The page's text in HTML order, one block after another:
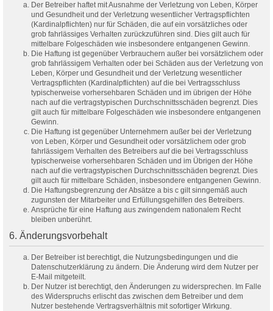
Der Betreiber haftet mit Ausnahme der Verletzung von Leben, Körper
und Gesundheit und der Verletzung wesentlicher Vertragspflichten
(Kardinalpflichten) nur für Schäden, die auf ein vorsätzliches oder
grob fahrlässiges Verhalten zurückzuführen sind. Dies gilt auch für
mittelbare Folgeschäden wie insbesondere entgangenen Gewinn.
Die Haftung ist gegenüber Verbrauchern außer bei vorsätzlichem oder
grob fahrlässigem Verhalten oder bei Schäden aus der Verletzung von
Leben, Körper und Gesundheit und der Verletzung wesentlicher
Vertragspflichten (Kardinalpflichten) auf die bei Vertragsschluss
typischerweise vorhersehbaren Schäden und im übrigen der Höhe
nach auf die vertragstypischen Durchschnittsschäden begrenzt. Dies
gilt auch für mittelbare Folgeschäden wie insbesondere entgangenen
Gewinn.
Die Haftung ist gegenüber Unternehmern außer bei der Verletzung
von Leben, Körper und Gesundheit oder vorsätzlichem oder grob
fahrlässigem Verhalten des Betreibers auf die bei Vertragsschluss
typischerweise vorhersehbaren Schäden und im Übrigen der Höhe
nach auf die vertragstypischen Durchschnittsschäden begrenzt. Dies
gilt auch für mittelbare Schäden, insbesondere entgangenen Gewinn.
Die Haftungsbegrenzung der Absätze a bis c gilt sinngemäß auch
zugunsten der Mitarbeiter und Erfüllungsgehilfen des Betreibers.
Ansprüche für eine Haftung aus zwingendem nationalem Recht
bleiben unberührt.
6. Änderungsvorbehalt
Der Betreiber ist berechtigt, die Nutzungsbedingungen und die
Datenschutzerklärung zu ändern. Die Änderung wird dem Nutzer per
E-Mail mitgeteilt.
Der Nutzer ist berechtigt, den Änderungen zu widersprechen. Im Falle
des Widerspruchs erlischt das zwischen dem Betreiber und dem
Nutzer bestehende Vertragsverhältnis mit sofortiger Wirkung.